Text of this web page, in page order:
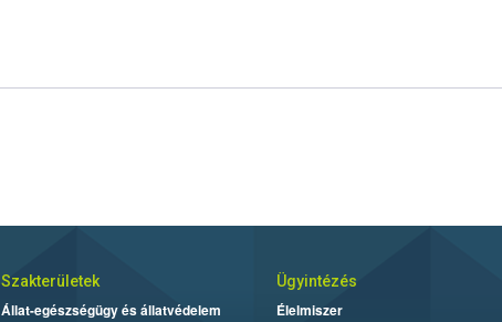
Szakterületek
Állat-egészségügy és állatvédelem
Ügyintézés
Élelmiszer